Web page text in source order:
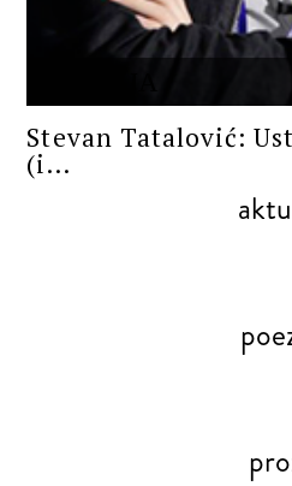
Stevan Tatalović:
(i...